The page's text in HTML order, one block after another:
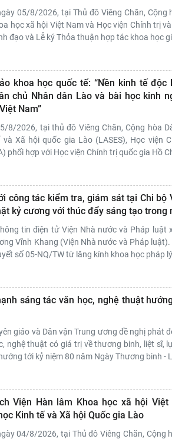
05/8/2026, tại Thủ đô Viêng Chăn, Cộng
học xã hội Việt Nam và Học viện Chính trị
đạo và Lễ ký Thỏa thuận hợp tác khoa học
khoa học quốc tế: “Nền kinh tế
chủ Nhân dân Lào và bài học kinh
Nam”
8/2026, tại thủ đô Viêng Chăn, Cộng hòa
và Xã hội quốc gia Lào (LASES), Học viện
phối hợp với Học viện Chính trị quốc gia Hồ
công tác kiểm tra, giám sát tại Chi bộ
kỷ cương với thúc đẩy sáng tạo trong
tin điện tử Viện Nhà nước và Pháp luật
Vĩnh Khang (Viện Nhà nước và Pháp
số 05-NQ/TW từ lăng kính khoa học pháp
sáng tác văn học, nghệ thuật
giáo và Dân vận Trung ương đề nghị phát
nghệ thuật có giá trị về thương binh, liệt sĩ,
tới kỷ niệm 80 năm Ngày Thương binh -
Viện Hàn lâm Khoa học xã hội
Kinh tế và Xã hội Quốc gia Lào
04/8/2026, tại Thủ đô Viêng Chăn, Cộng